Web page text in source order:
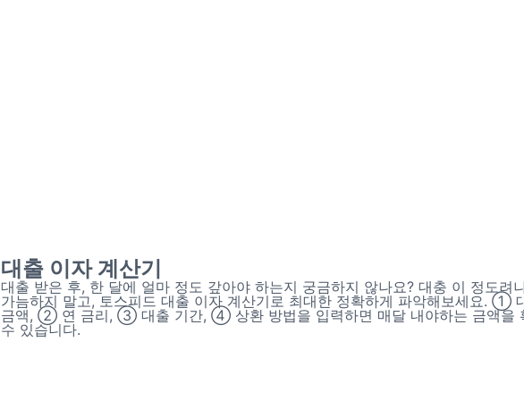
대출 이자 계산기
대출 받은 후, 한 달에 얼마 정도 갚아야 하는지 궁금하지 않나요? 대충 이 정도려
가늠하지 말고, 토스피드 대출 이자 계산기로 최대한 정확하게 파악해보세요. ①
금액, ② 연 금리, ③ 대출 기간, ④ 상환 방법을 입력하면 매달 내야하는 금액을
수 있습니다.